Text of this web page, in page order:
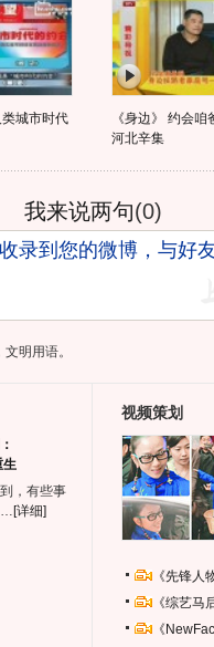
城市时代
《身边》 约会咱
河北辛集
我来说两句(0)
明用语。
生
，有些事
[详细]
视频策划
《先锋
《综艺
《